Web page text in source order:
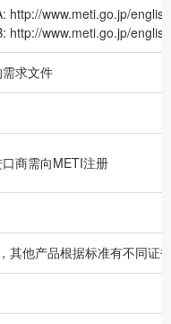
http://www.meti.go.jp/
http://www.meti.go.jp/
求文件
商需向METI注册
其他产品根据标准有不同证